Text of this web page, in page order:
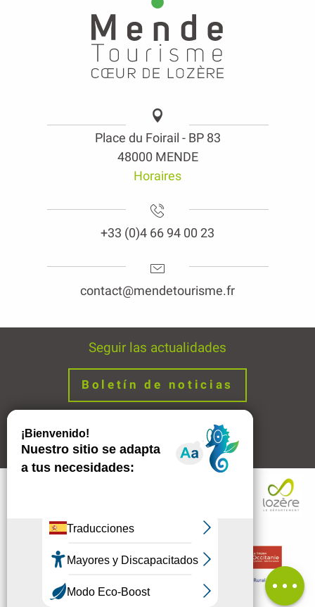
Descripción
Comentarios
Place du Foirail - BP 83
48000 MENDE
Horaires
+33 (0)4 66 94 00 23
contact@mendetourisme.fr
Seguir las actualidades
Boletín de noticias
Avisos legales Enlaces